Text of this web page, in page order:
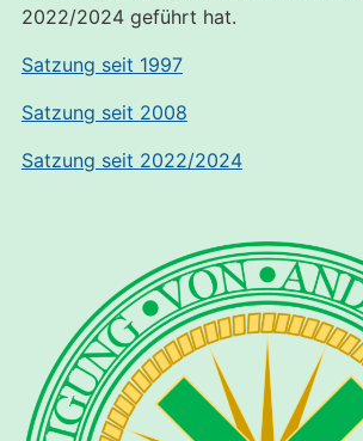
2022/2024 geführt hat.
Satzung seit 1997
Satzung seit 2008
Satzung seit 2022/2024